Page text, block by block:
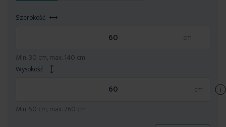
Szerokość
Min. 30 cm, max. 140 cm
Wysokość
Min. 50 cm, max. 260 cm